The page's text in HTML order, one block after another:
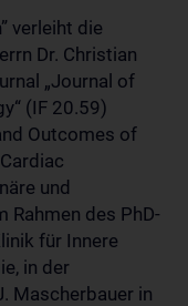
verleiht die
Dr. Christian
„Journal of
(IF 20.59)
Outcomes of
und
des PhD-
für Innere
in der
Mascherbauer in